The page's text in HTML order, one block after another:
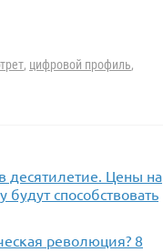
, цифровой профиль,
десятилетие. Цены на
способствовать
революция? 8